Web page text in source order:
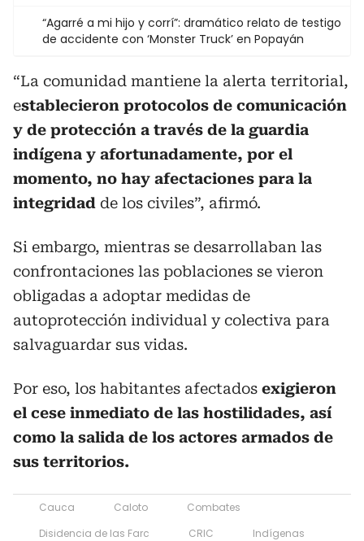
“Agarré a mi hijo y corrí”: dramático relato de testigo
de accidente con ‘Monster Truck’ en Popayán
“La comunidad mantiene la alerta territorial,
establecieron protocolos de comunicación
y de protección a través de la guardia
indígena y afortunadamente, por el
momento, no hay afectaciones para la
integridad de los civiles”, afirmó.
Si embargo, mientras se desarrollaban las
confrontaciones las poblaciones se vieron
obligadas a adoptar medidas de
autoprotección individual y colectiva para
salvaguardar sus vidas.
Por eso, los habitantes afectados exigieron
el cese inmediato de las hostilidades, así
como la salida de los actores armados de
sus territorios.
Cauca Caloto
Combates
Disidencia de las Farc
CRIC Indígenas